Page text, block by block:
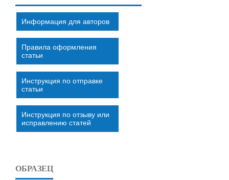
Информация для авторов
Правила оформления
статьи
Инструкция по отправке
статьи
Инструкция по отзыву или
исправлению статей
ОБРАЗЕЦ